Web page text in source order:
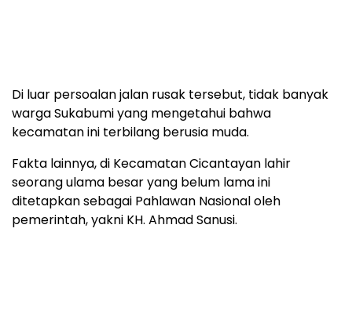
Di luar persoalan jalan rusak tersebut, tidak banyak
warga Sukabumi yang mengetahui bahwa
kecamatan ini terbilang berusia muda.
Fakta lainnya, di Kecamatan Cicantayan lahir
seorang ulama besar yang belum lama ini
ditetapkan sebagai Pahlawan Nasional oleh
pemerintah, yakni KH. Ahmad Sanusi.